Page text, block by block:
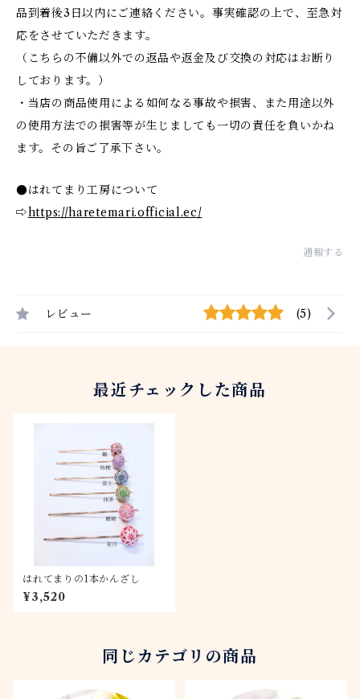
品到着後3日以内にご連絡ください。事実確認の上で、至急対
応をさせていただきます。
（こちらの不備以外での返品や返金及び交換の対応はお断り
しております。）
・当店の商品使用による如何なる事故や損害、また用途以外
の使用方法での損害等が生じましても一切の責任を負いかね
ます。その旨ご了承下さい。
●はれてまり工房について
⇨https://haretemari.official.ec/
通報する
レビュー (5)
最近チェックした商品
はれてまりの1本かんざし
¥3,520
同じカテゴリの商品